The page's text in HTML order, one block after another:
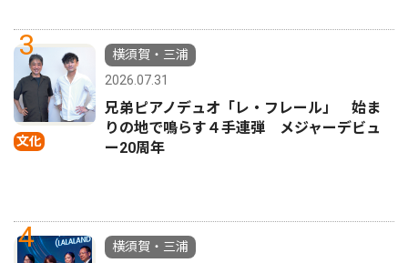
3
文化
横須賀・三浦
2026.07.31
兄弟ピアノデュオ「レ・フレール」 始ま
りの地で鳴らす４手連弾 メジャーデビュ
ー20周年
4
横須賀・三浦